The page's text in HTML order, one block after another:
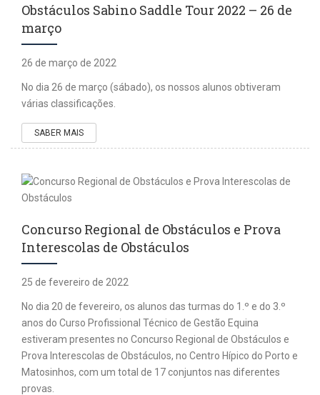
Obstáculos Sabino Saddle Tour 2022 – 26 de
março
26 de março de 2022
No dia 26 de março (sábado), os nossos alunos obtiveram
várias classificações.
SABER MAIS
Concurso Regional de Obstáculos e Prova
Interescolas de Obstáculos
25 de fevereiro de 2022
No dia 20 de fevereiro, os alunos das turmas do 1.º e do 3.º
anos do Curso Profissional Técnico de Gestão Equina
estiveram presentes no Concurso Regional de Obstáculos e
Prova Interescolas de Obstáculos, no Centro Hípico do Porto e
Matosinhos, com um total de 17 conjuntos nas diferentes
provas.